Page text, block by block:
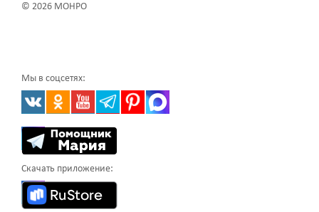
© 2026 МОНРО
Мы в соцсетях:
Скачать приложение: